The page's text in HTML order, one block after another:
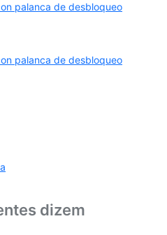
palanca de desbloqueo
palanca de desbloqueo
dizem